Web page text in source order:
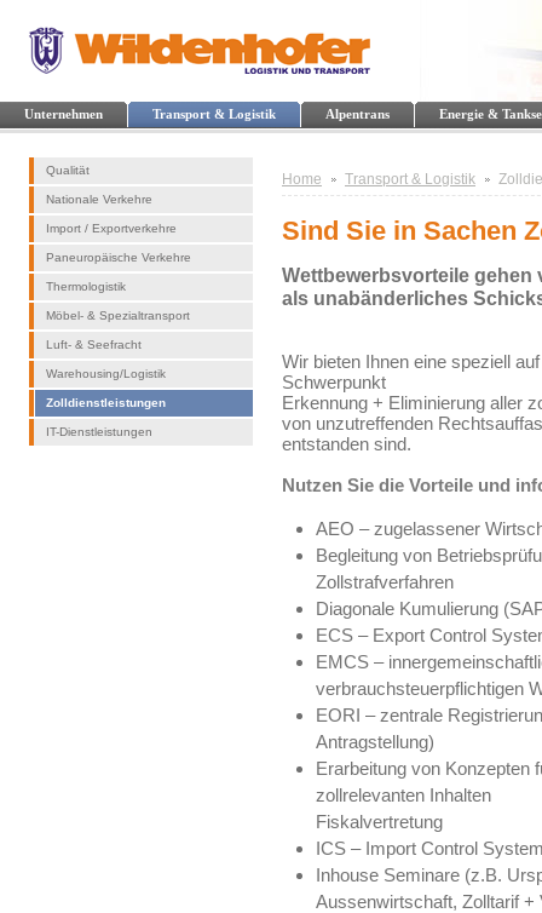
Unternehmen Transport & Logistik Alpentrans Energie &
Qualität
Nationale Verkehre
Import / Exportverkehre
Paneuropäische Verkehre
Thermologistik
Möbel- & Spezialtransport
Luft- & Seefracht
Warehousing/Logistik
Zolldienstleistungen
IT-Dienstleistungen
Home Transport & Logistik
Sind Sie in Sachen
Wettbewerbsvorteile
als unabänderliches
Wir bieten Ihnen eine speziell
Schwerpunkt
Erkennung + Eliminierung aller
von unzutreffenden
entstanden sind.
Nutzen Sie die Vorteile und
AEO – zugelassener
Begleitung von
Zollstrafverfahren
Diagonale Kumulierung
ECS – Export Control
EMCS –
verbrauchsteuerpflichtigen
EORI – zentrale
Antragstellung)
Erarbeitung von Konzepten
zollrelevanten Inhalten
Fiskalvertretung
ICS – Import Control
Inhouse Seminare (z.B.
Aussenwirtschaft, Zolltarif +